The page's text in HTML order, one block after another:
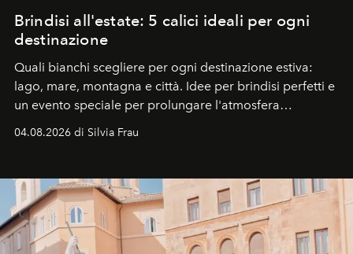
Brindisi all'estate: 5 calici ideali per ogni
destinazione
Quali bianchi scegliere per ogni destinazione estiva:
lago, mare, montagna e città. Idee per brindisi perfetti e
un evento speciale per prolungare l'atmosfera
04.08.2026 di Silvia Frau